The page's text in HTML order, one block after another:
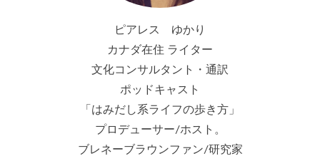
ピアレス ゆかり
カナダ在住 ライター
文化コンサルタント・通訳
ポッドキャスト
「はみだし系ライフの歩き方」
プロデューサー/ホスト。
ブレネーブラウンファン/研究家